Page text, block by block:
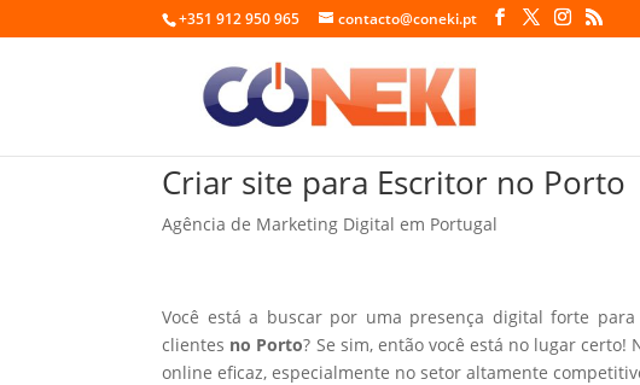
+351 912 950 965 contacto@coneki.pt
Criar site para Escritor no Porto
Agência de Marketing Digital em Portugal
Você está a buscar por uma presença digital forte para
clientes no Porto? Se sim, então você está no lugar certo!
online eficaz, especialmente no setor altamente